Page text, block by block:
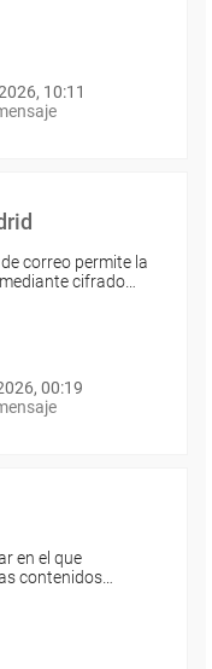
10:11
correo permite la
cifrado…
00:19
en el que
contenidos…